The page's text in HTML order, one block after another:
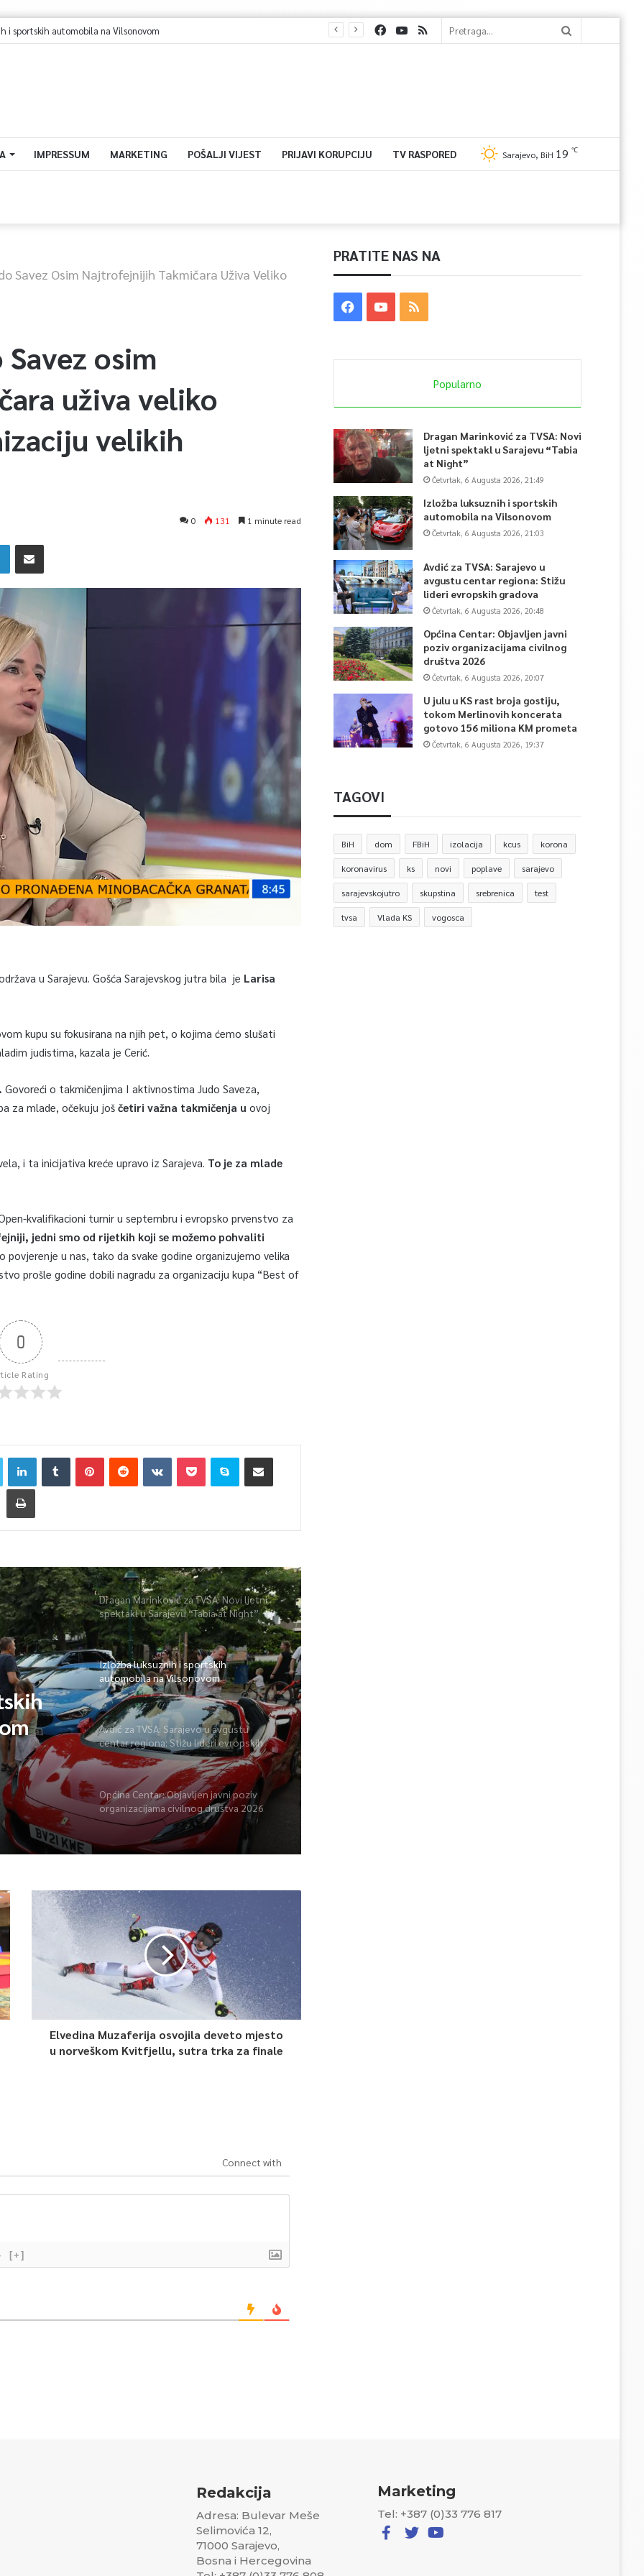
IMPRESSUM MARKETING POŠALJI VIJEST PRIJAVI KORUPCIJU TV RASPORED Sarajevo, BiH 19 ℃
Savez Osim Najtrofejnijih Takmičara Uživa Veliko
osim
uživa veliko
velikih
0 131 1 minute read
u Sarajevu. Gošća Sarajevskog jutra bila je Larisa
kupu su fokusirana na njih pet, o kojima ćemo slušati
judistima, kazala je Cerić.
Govoreći o takmičenjima I aktivnostima Judo Saveza,
za mlade, očekuju još četiri važna takmičenja u ovoj
i ta inicijativa kreće upravo iz Sarajeva. To je za mlade
kvalifikacioni turnir u septembru i evropsko prvenstvo za
jedni smo od rijetkih koji se možemo pohvaliti
povjerenje u nas, tako da svake godine organizujemo velika
prošle godine dobili nagradu za organizaciju kupa “Best of
0
Rating
Dragan Marinković za TVSA: Novi ljetni
spektakl u Sarajevu “Tabia at Night”
Izložba luksuznih i sportskih
automobila na Vilsonovom
Avdić za TVSA: Sarajevo u avgustu
centar regiona: Stižu lideri evropskih
gradova
Općina Centar: Objavljen javni poziv
organizacijama civilnog društva 2026
Elvedina Muzaferija osvojila deveto mjesto
u norveškom Kvitfjellu, sutra trka za finale
Connect with
[+]
PRATITE NAS NA
Popularno
Dragan Marinković za TVSA: Novi
ljetni spektakl u Sarajevu “Tabia
at Night”
Četvrtak, 6 Augusta 2026, 21:49
Izložba luksuznih i sportskih
automobila na Vilsonovom
Četvrtak, 6 Augusta 2026, 21:03
Avdić za TVSA: Sarajevo u
avgustu centar regiona: Stižu
lideri evropskih gradova
Četvrtak, 6 Augusta 2026, 20:48
Općina Centar: Objavljen javni
poziv organizacijama civilnog
društva 2026
Četvrtak, 6 Augusta 2026, 20:07
U julu u KS rast broja gostiju,
tokom Merlinovih koncerata
gotovo 156 miliona KM prometa
Četvrtak, 6 Augusta 2026, 19:37
TAGOVI
BiH dom FBiH izolacija kcus korona
koronavirus ks novi poplave sarajevo
sarajevskojutro skupstina srebrenica test
tvsa Vlada KS vogosca
Redakcija
Adresa: Bulevar Meše
Selimovića 12,
71000 Sarajevo,
Bosna i Hercegovina
Marketing
Tel: +387 (0)33 776 817